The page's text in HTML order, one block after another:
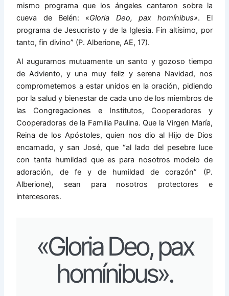
mismo programa que los ángeles cantaron sobre la
cueva de Belén: «Gloria Deo, pax homínibus». El
programa de Jesucristo y de la Iglesia. Fin altísimo, por
tanto, fin divino” (P. Alberione, AE, 17).
Al augurarnos mutuamente un santo y gozoso tiempo
de Adviento, y una muy feliz y serena Navidad, nos
comprometemos a estar unidos en la oración, pidiendo
por la salud y bienestar de cada uno de los miembros de
las Congregaciones e Institutos, Cooperadores y
Cooperadoras de la Familia Paulina. Que la Virgen María,
Reina de los Apóstoles, quien nos dio al Hijo de Dios
encarnado, y san José, que “al lado del pesebre luce
con tanta humildad que es para nosotros modelo de
adoración, de fe y de humildad de corazón” (P.
Alberione), sean para nosotros protectores e
intercesores.
«Gloria Deo, pax
homínibus».